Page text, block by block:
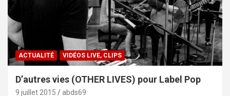
ACTUALITÉ VIDÉOS LIVE, CLIPS
D’autres vies (OTHER LIVES) pour Label Pop
9 juillet 2015 abds69